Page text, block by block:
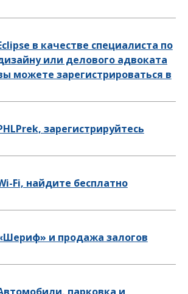
в качестве специалиста по
или делового адвоката
можете зарегистрироваться в
зарегистрируйтесь
Fi, найдите бесплатно
и продажа залогов